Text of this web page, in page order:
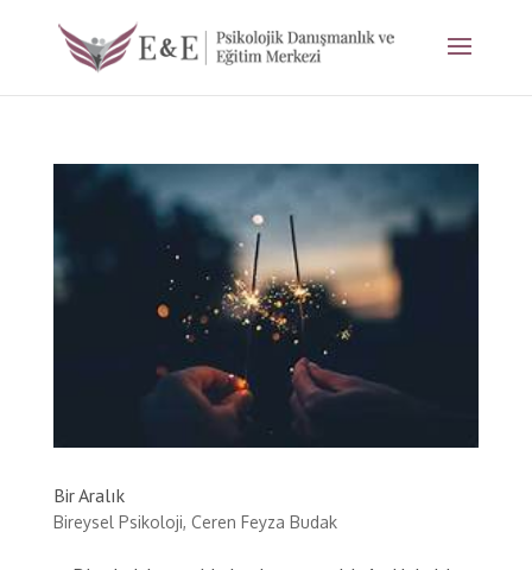
Bir Aralık
Bireysel Psikoloji, Ceren Feyza Budak